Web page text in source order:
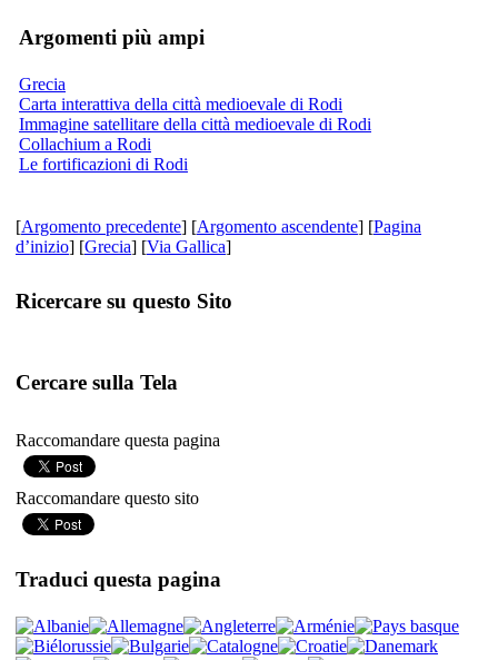
Argomenti più ampi
Grecia
Carta interattiva della città medioevale di Rodi
Immagine satellitare della città medioevale di Rodi
Collachium a Rodi
Le fortificazioni di Rodi
[Argomento precedente] [Argomento ascendente] [Pagina
d’inizio] [Grecia] [Via Gallica]
Ricercare su questo Sito
Cercare sulla Tela
Raccomandare questa pagina
Raccomandare questo sito
Traduci questa pagina